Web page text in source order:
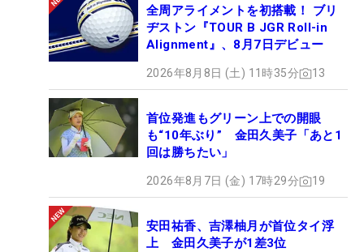
全周アライメントを初搭載！ ブリ
ヂストン『TOUR B JGR Roll-in
Alignment』、8月7日デビュー
2026年8月8日 (土) 11時35分 13
首位発進もグリーン上での開眼
も“10年ぶり” 金田久美子「あと1
回は勝ちたい」
2026年8月7日 (金) 17時29分 19
安田祐香、吉澤柚月が首位タイ浮
上 金田久美子が1差3位